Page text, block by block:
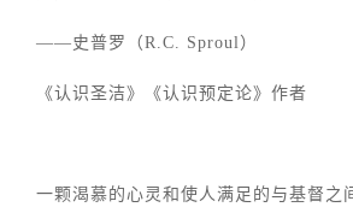
——史普罗（R.C. Sproul）
《认识圣洁》《认识预定论》作者
一颗渴慕的心灵和使人满足的与基督之